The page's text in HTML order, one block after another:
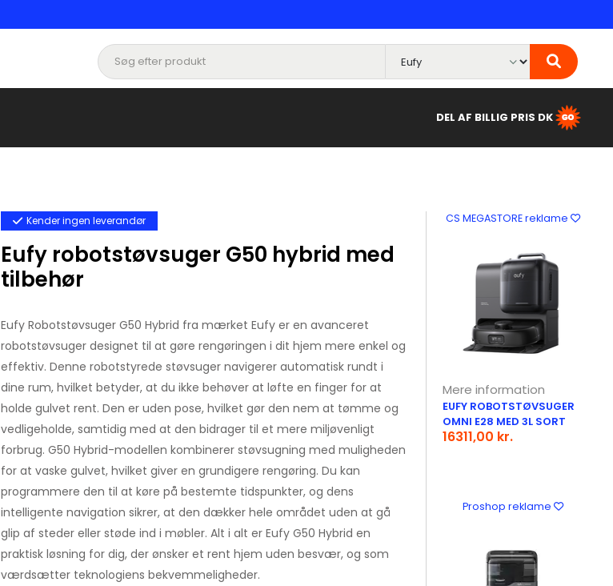
DEL AF BILLIG PRIS DK
Kender ingen leverandør
Eufy robotstøvsuger G50 hybrid med
tilbehør
Eufy Robotstøvsuger G50 Hybrid fra mærket Eufy er en avanceret
robotstøvsuger designet til at gøre rengøringen i dit hjem mere enkel og
effektiv. Denne robotstyrede støvsuger navigerer automatisk rundt i
dine rum, hvilket betyder, at du ikke behøver at løfte en finger for at
holde gulvet rent. Den er uden pose, hvilket gør den nem at tømme og
vedligeholde, samtidig med at den bidrager til et mere miljøvenligt
forbrug. G50 Hybrid-modellen kombinerer støvsugning med muligheden
for at vaske gulvet, hvilket giver en grundigere rengøring. Du kan
programmere den til at køre på bestemte tidspunkter, og dens
intelligente navigation sikrer, at den dækker hele området uden at gå
glip af steder eller støde ind i møbler. Alt i alt er Eufy G50 Hybrid en
praktisk løsning for dig, der ønsker et rent hjem uden besvær, og som
værdsætter teknologiens bekvemmeligheder.
CS MEGASTORE reklame
Mere information
EUFY ROBOTSTØVSUGER
OMNI E28 MED 3L SORT
16311,00 kr.
Proshop reklame